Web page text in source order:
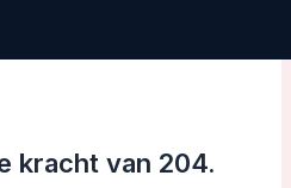
kracht van 204.